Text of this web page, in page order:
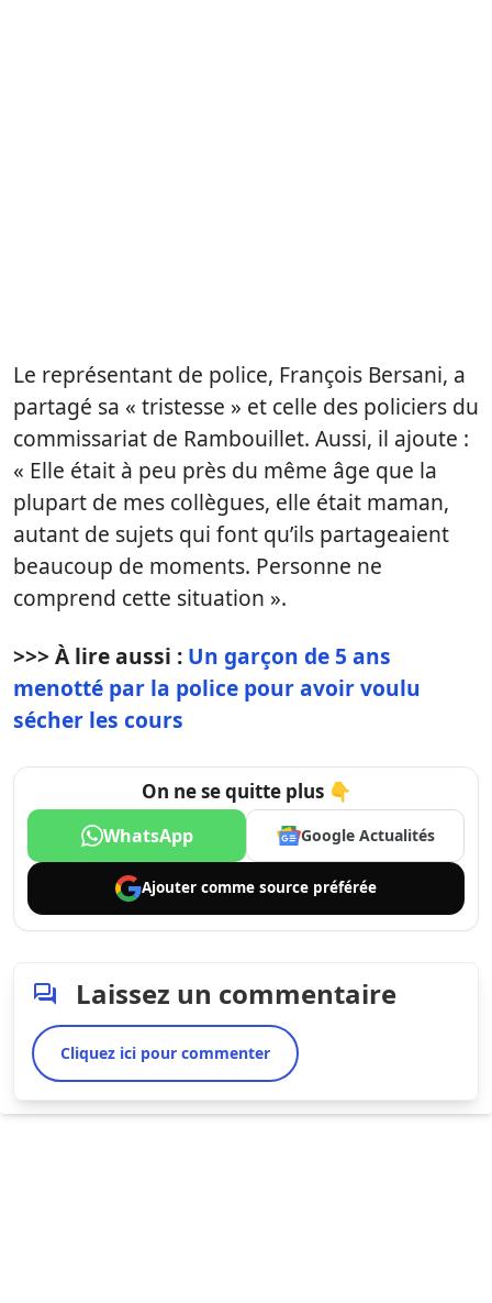
Le représentant de police, François Bersani, a
partagé sa « tristesse » et celle des policiers du
commissariat de Rambouillet. Aussi, il ajoute :
« Elle était à peu près du même âge que la
plupart de mes collègues, elle était maman,
autant de sujets qui font qu’ils partageaient
beaucoup de moments. Personne ne
comprend cette situation ».
>>> À lire aussi : Un garçon de 5 ans
menotté par la police pour avoir voulu
sécher les cours
On ne se quitte plus 👇
WhatsApp Google Actualités
Ajouter comme source préférée
Laissez un commentaire
Cliquez ici pour commenter